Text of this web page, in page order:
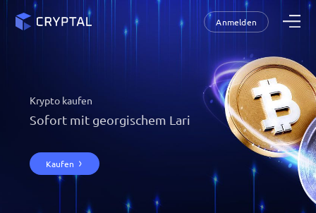
Anmelden
Krypto kaufen
Sofort mit georgischem Lari
Kaufen